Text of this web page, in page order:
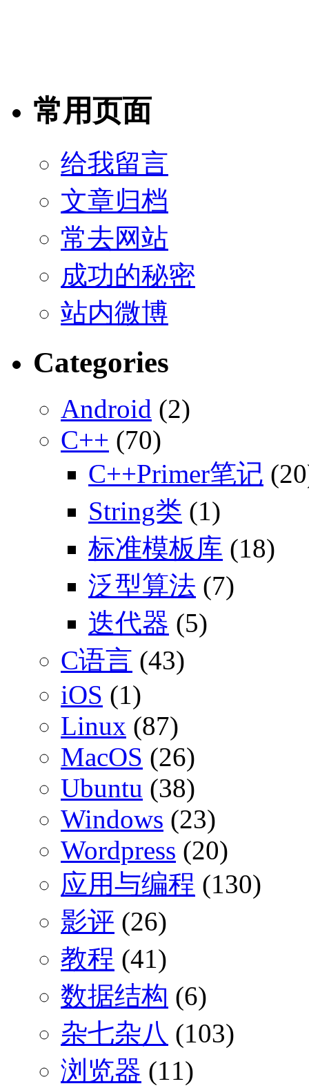
常用页面
给我留言
文章归档
常去网站
成功的秘密
站内微博
Categories
Android (2)
C++ (70)
C++Primer笔记
String类 (1)
标准模板库 (18)
泛型算法 (7)
迭代器 (5)
C语言 (43)
iOS (1)
Linux (87)
MacOS (26)
Ubuntu (38)
Windows (23)
Wordpress (20)
应用与编程 (130)
影评 (26)
教程 (41)
数据结构 (6)
杂七杂八 (103)
浏览器 (11)